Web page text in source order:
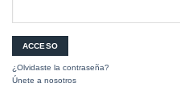
¿Olvidaste la contraseña?
Únete a nosotros